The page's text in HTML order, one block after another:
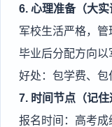
6. 心理准备（大实
军校生活严格，
毕业后分配方向以
好处：包学费、
7. 时间节点（记住
报名时间：高考